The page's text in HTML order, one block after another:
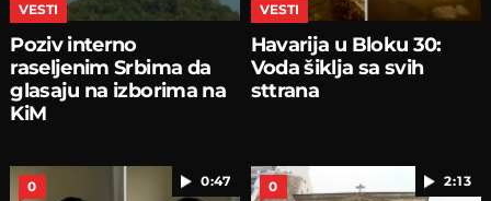
VESTI
Poziv interno
raseljenim Srbima da
glasaju na izborima na
KiM
VESTI
Havarija u Bloku 30:
Voda šiklja sa svih
sttrana
0:47
0 2:13
0